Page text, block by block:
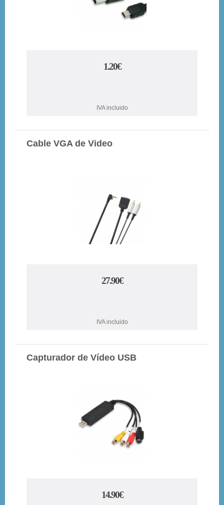
1.20€
IVA incluido
Cable VGA de Video
27.90€
IVA incluido
Capturador de Vídeo USB
14.90€